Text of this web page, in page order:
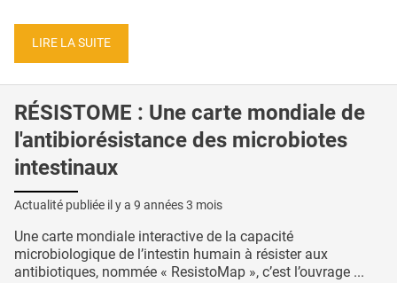
LIRE LA SUITE
RÉSISTOME : Une carte mondiale de
l'antibiorésistance des microbiotes
intestinaux
Actualité publiée il y a 9 années 3 mois
Une carte mondiale interactive de la capacité
microbiologique de l’intestin humain à résister aux
antibiotiques, nommée « ResistoMap », c’est l’ouvrage ...